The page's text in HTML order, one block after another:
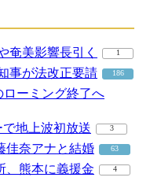
奄美影響長引く 1
事が法改正要請 186
ーミング終了へ
地上波初放送 3
佳奈アナと結婚 63
、熊本に義援金 4